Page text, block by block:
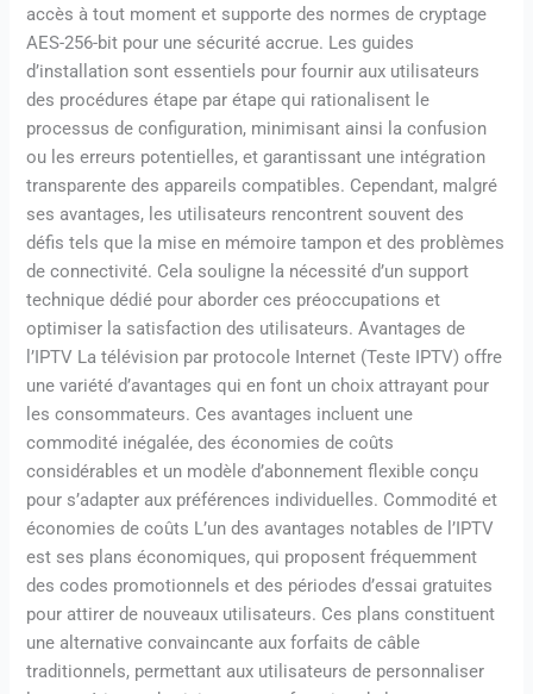
accès à tout moment et supporte des normes de cryptage
AES-256-bit pour une sécurité accrue. Les guides
d’installation sont essentiels pour fournir aux utilisateurs
des procédures étape par étape qui rationalisent le
processus de configuration, minimisant ainsi la confusion
ou les erreurs potentielles, et garantissant une intégration
transparente des appareils compatibles. Cependant, malgré
ses avantages, les utilisateurs rencontrent souvent des
défis tels que la mise en mémoire tampon et des problèmes
de connectivité. Cela souligne la nécessité d’un support
technique dédié pour aborder ces préoccupations et
optimiser la satisfaction des utilisateurs. Avantages de
l’IPTV La télévision par protocole Internet (Teste IPTV) offre
une variété d’avantages qui en font un choix attrayant pour
les consommateurs. Ces avantages incluent une
commodité inégalée, des économies de coûts
considérables et un modèle d’abonnement flexible conçu
pour s’adapter aux préférences individuelles. Commodité et
économies de coûts L’un des avantages notables de l’IPTV
est ses plans économiques, qui proposent fréquemment
des codes promotionnels et des périodes d’essai gratuites
pour attirer de nouveaux utilisateurs. Ces plans constituent
une alternative convaincante aux forfaits de câble
traditionnels, permettant aux utilisateurs de personnaliser